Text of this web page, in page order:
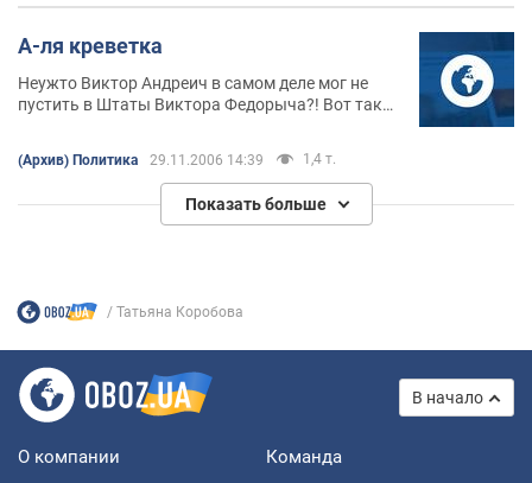
А-ля креветка
Неужто Виктор Андреич в самом деле мог не
пустить в Штаты Виктора Федорыча?! Вот так
(Архив) Политика 29.11.2006 14:39 1,4 т.
Показать больше
Татьяна Коробова
В начало
О компании Команда